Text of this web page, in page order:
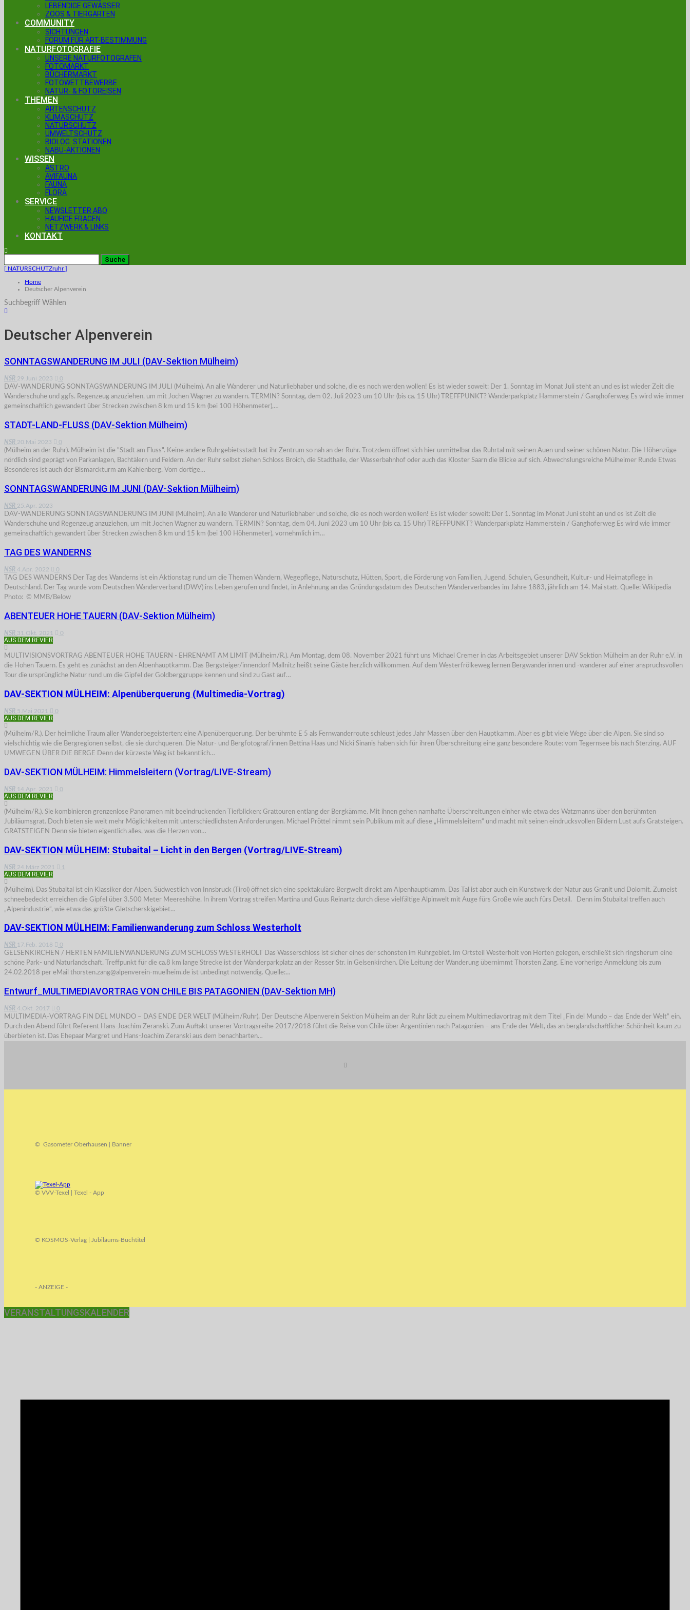
LEBENDIGE GEWÄSSER
ZOOS & TIERGÄRTEN
COMMUNITY
SICHTUNGEN
FORUM FÜR ART-BESTIMMUNG
NATURFOTOGRAFIE
UNSERE NATURFOTOGRAFEN
FOTOMARKT
BÜCHERMARKT
FOTOWETTBEWERBE
NATUR- & FOTOREISEN
THEMEN
ARTENSCHUTZ
KLIMASCHUTZ
NATURSCHUTZ
UMWELTSCHUTZ
BIOLOG. STATIONEN
NABU-AKTIONEN
WISSEN
ASTRO
AVIFAUNA
FAUNA
FLORA
SERVICE
NEWSLETTER ABO
HÄUFIGE FRAGEN
NETZWERK & LINKS
KONTAKT
[ NATURSCHUTZruhr ]
Home
Deutscher Alpenverein
Suchbegriff Wählen
Deutscher Alpenverein
SONNTAGSWANDERUNG IM JULI (DAV-Sektion Mülheim)
NSR 29.Juni 2023 0
DAV-WANDERUNG SONNTAGSWANDERUNG IM JULI (Mülheim). An alle Wanderer und Naturliebhaber und solche, die es noch werden wollen! Es ist wieder soweit: Der 1. Sonntag im Monat Juli steht an und es ist wieder Zeit die
Wanderschuhe und ggfs. Regenzeug anzuziehen, um mit Jochen Wagner zu wandern. TERMIN? Sonntag, dem 02. Juli 2023 um 10 Uhr (bis ca. 15 Uhr) TREFFPUNKT? Wanderparkplatz Hammerstein / Ganghoferweg Es wird wie immer
gemeinschaftlich gewandert über Strecken zwischen 8 km und 15 km (bei 100 Höhenmeter),…
STADT-LAND-FLUSS (DAV-Sektion Mülheim)
NSR 20.Mai 2023 0
(Mülheim an der Ruhr). Mülheim ist die "Stadt am Fluss". Keine andere Ruhrgebietsstadt hat ihr Zentrum so nah an der Ruhr. Trotzdem öffnet sich hier unmittelbar das Ruhrtal mit seinen Auen und seiner schönen Natur. Die Höhenzüge
nördlich sind geprägt von Parkanlagen, Bachtälern und Feldern. An der Ruhr selbst ziehen Schloss Broich, die Stadthalle, der Wasserbahnhof oder auch das Kloster Saarn die Blicke auf sich. Abwechslungsreiche Mülheimer Runde Etwas
Besonderes ist auch der Bismarckturm am Kahlenberg. Vom dortige…
SONNTAGSWANDERUNG IM JUNI (DAV-Sektion Mülheim)
NSR 25.Apr. 2023
DAV-WANDERUNG SONNTAGSWANDERUNG IM JUNI (Mülheim). An alle Wanderer und Naturliebhaber und solche, die es noch werden wollen! Es ist wieder soweit: Der 1. Sonntag im Monat Juni steht an und es ist Zeit die
Wanderschuhe und Regenzeug anzuziehen, um mit Jochen Wagner zu wandern. TERMIN? Sonntag, dem 04. Juni 2023 um 10 Uhr (bis ca. 15 Uhr) TREFFPUNKT? Wanderparkplatz Hammerstein / Ganghoferweg Es wird wie immer
gemeinschaftlich gewandert über Strecken zwischen 8 km und 15 km (bei 100 Höhenmeter), vornehmlich im…
TAG DES WANDERNS
NSR 4.Apr. 2022 0
TAG DES WANDERNS Der Tag des Wanderns ist ein Aktionstag rund um die Themen Wandern, Wegepflege, Naturschutz, Hütten, Sport, die Förderung von Familien, Jugend, Schulen, Gesundheit, Kultur- und Heimatpflege in
Deutschland. Der Tag wurde vom Deutschen Wanderverband (DWV) ins Leben gerufen und findet, in Anlehnung an das Gründungsdatum des Deutschen Wanderverbandes im Jahre 1883, jährlich am 14. Mai statt. Quelle: Wikipedia
Photo: © MMB/Below
ABENTEUER HOHE TAUERN (DAV-Sektion Mülheim)
NSR 31.Okt. 2021 0
AUS DEM REVIER
MULTIVISIONSVORTRAG ABENTEUER HOHE TAUERN - EHRENAMT AM LIMIT (Mülheim/R.). Am Montag, dem 08. November 2021 führt uns Michael Cremer in das Arbeitsgebiet unserer DAV Sektion Mülheim an der Ruhr e.V. in
die Hohen Tauern. Es geht es zunächst an den Alpenhauptkamm. Das Bergsteiger/innendorf Mallnitz heißt seine Gäste herzlich willkommen. Auf dem Westerfrölkeweg lernen Bergwanderinnen und -wanderer auf einer anspruchsvollen
Tour die ursprüngliche Natur rund um die Gipfel der Goldberggruppe kennen und sind zu Gast auf…
DAV-SEKTION MÜLHEIM: Alpenüberquerung (Multimedia-Vortrag)
NSR 5.Mai 2021 0
AUS DEM REVIER
(Mülheim/R.). Der heimliche Traum aller Wanderbegeisterten: eine Alpenüberquerung. Der berühmte E 5 als Fernwanderroute schleust jedes Jahr Massen über den Hauptkamm. Aber es gibt viele Wege über die Alpen. Sie sind so
vielschichtig wie die Bergregionen selbst, die sie durchqueren. Die Natur- und Bergfotograf/innen Bettina Haas und Nicki Sinanis haben sich für ihren Überschreitung eine ganz besondere Route: vom Tegernsee bis nach Sterzing. AUF
UMWEGEN ÜBER DIE BERGE Denn der kürzeste Weg ist bekanntlich…
DAV-SEKTION MÜLHEIM: Himmelsleitern (Vortrag/LIVE-Stream)
NSR 14.Apr. 2021 0
AUS DEM REVIER
(Mülheim/R.). Sie kombinieren grenzenlose Panoramen mit beeindruckenden Tiefblicken: Grattouren entlang der Bergkämme. Mit ihnen gehen namhafte Überschreitungen einher wie etwa des Watzmanns über den berühmten
Jubiläumsgrat. Doch bieten sie weit mehr Möglichkeiten mit unterschiedlichsten Anforderungen. Michael Pröttel nimmt sein Publikum mit auf diese „Himmelsleitern“ und macht mit seinen eindrucksvollen Bildern Lust aufs Gratsteigen.
GRATSTEIGEN Denn sie bieten eigentlich alles, was die Herzen von…
DAV-SEKTION MÜLHEIM: Stubaital – Licht in den Bergen (Vortrag/LIVE-Stream)
NSR 24.März 2021 1
AUS DEM REVIER
(Mülheim). Das Stubaital ist ein Klassiker der Alpen. Südwestlich von Innsbruck (Tirol) öffnet sich eine spektakuläre Bergwelt direkt am Alpenhauptkamm. Das Tal ist aber auch ein Kunstwerk der Natur aus Granit und Dolomit. Zumeist
schneebedeckt erreichen die Gipfel über 3.500 Meter Meereshöhe. In ihrem Vortrag streifen Martina und Guus Reinartz durch diese vielfältige Alpinwelt mit Auge fürs Große wie auch fürs Detail. Denn im Stubaital treffen auch
„Alpenindustrie“, wie etwa das größte Gletscherskigebiet…
DAV-SEKTION MÜLHEIM: Familienwanderung zum Schloss Westerholt
NSR 17.Feb. 2018 0
GELSENKIRCHEN / HERTEN FAMILIENWANDERUNG ZUM SCHLOSS WESTERHOLT Das Wasserschloss ist sicher eines der schönsten im Ruhrgebiet. Im Ortsteil Westerholt von Herten gelegen, erschließt sich ringsherum eine
schöne Park- und Naturlandschaft. Treffpunkt für die ca.8 km lange Strecke ist der Wanderparkplatz an der Resser Str. in Gelsenkirchen. Die Leitung der Wanderung übernimmt Thorsten Zang. Eine vorherige Anmeldung bis zum
24.02.2018 per eMail thorsten.zang@alpenverein-muelheim.de ist unbedingt notwendig. Quelle:…
Entwurf_MULTIMEDIAVORTRAG VON CHILE BIS PATAGONIEN (DAV-Sektion MH)
NSR 4.Okt. 2017 0
MULTIMEDIA-VORTRAG FIN DEL MUNDO – DAS ENDE DER WELT (Mülheim/Ruhr). Der Deutsche Alpenverein Sektion Mülheim an der Ruhr lädt zu einem Multimediavortrag mit dem Titel „Fin del Mundo – das Ende der Welt“ ein.
Durch den Abend führt Referent Hans-Joachim Zeranski. Zum Auftakt unserer Vortragsreihe 2017/2018 führt die Reise von Chile über Argentinien nach Patagonien – ans Ende der Welt, das an berglandschaftlicher Schönheit kaum zu
überbieten ist. Das Ehepaar Margret und Hans-Joachim Zeranski aus dem benachbarten…
© Gasometer Oberhausen | Banner
© VVV-Texel | Texel - App
© KOSMOS-Verlag | Jubiläums-Buchtitel
- ANZEIGE -
VERANSTALTUNGSKALENDER